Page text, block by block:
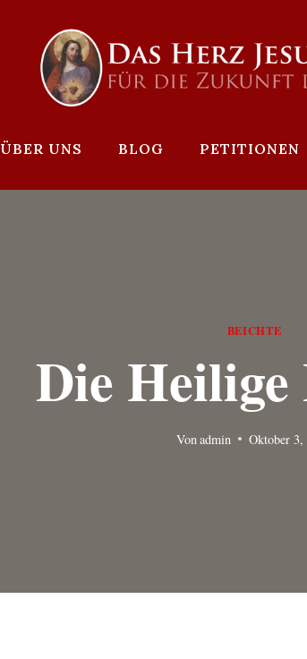
ÜBER UNS BLOG PETITIONEN
BEICHTE
Die Heilige
Von admin Oktober 3,